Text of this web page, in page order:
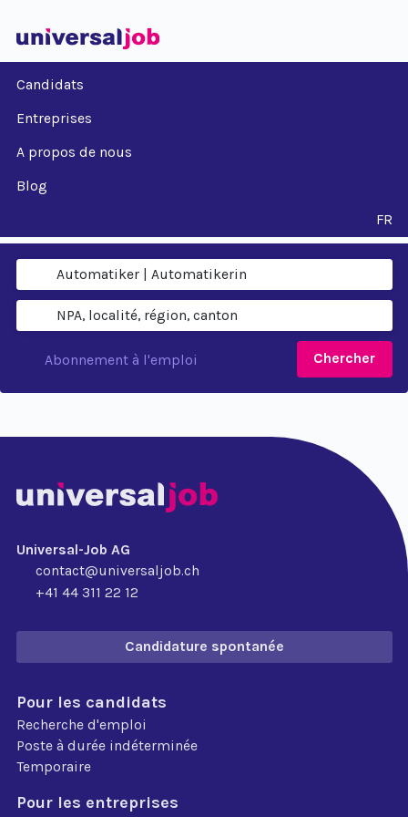
Candidats
Entreprises
A propos de nous
Blog
FR
Chercher
Abonnement à l'emploi
Universal-Job AG
contact@universaljob.ch
+41 44 311 22 12
Candidature spontanée
Pour les candidats
Recherche d'emploi
Poste à durée indéterminée
Temporaire
Pour les entreprises